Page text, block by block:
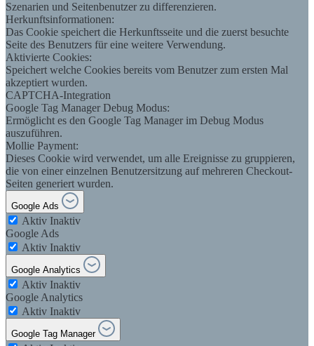
Szenarien und Seitenbenutzer zu differenzieren.
Herkunftsinformationen:
Das Cookie speichert die Herkunftsseite und die zuerst besuchte
Seite des Benutzers für eine weitere Verwendung.
Aktivierte Cookies:
Speichert welche Cookies bereits vom Benutzer zum ersten Mal
akzeptiert wurden.
CAPTCHA-Integration
Google Tag Manager Debug Modus:
Ermöglicht es den Google Tag Manager im Debug Modus
auszuführen.
Mollie Payment:
Dieses Cookie wird verwendet, um alle Ereignisse zu gruppieren,
die von einer einzelnen Benutzersitzung auf mehreren Checkout-
Seiten generiert wurden.
Google Ads
Aktiv Inaktiv
Google Ads
Aktiv Inaktiv
Google Analytics
Aktiv Inaktiv
Google Analytics
Aktiv Inaktiv
Google Tag Manager